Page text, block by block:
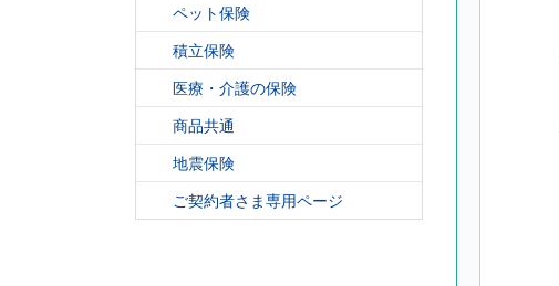
ペット保険
積立保険
医療・介護の保険
商品共通
地震保険
ご契約者さま専用ページ